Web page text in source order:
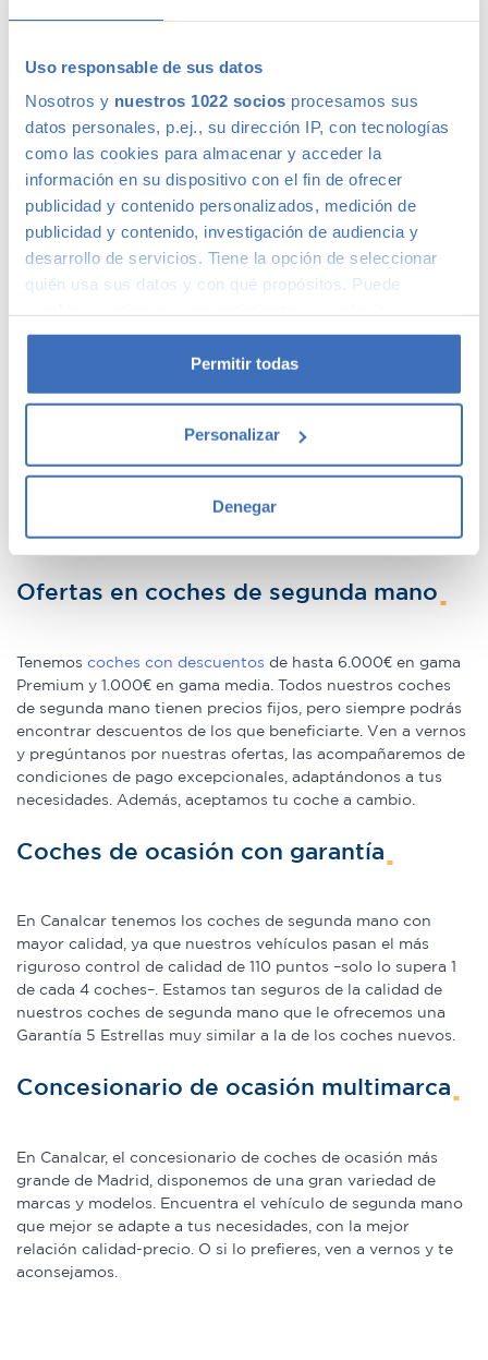
Uso responsable de sus datos
Nosotros y nuestros 1022 socios procesamos sus
datos personales, p.ej., su dirección IP, con tecnologías
como las cookies para almacenar y acceder la
información en su dispositivo con el fin de ofrecer
publicidad y contenido personalizados, medición de
publicidad y contenido, investigación de audiencia y
desarrollo de servicios. Tiene la opción de seleccionar
quién usa sus datos y con qué propósitos. Puede
momento desde la Declaración de cookies o clicando en
el Menú de consentimiento.
Recopilar información sobre su ubicación
geográfica que puede tener una precisión de varios
Obtenga más información sobre cómo se procesan sus
sección de datos. Puede cambiar o retirar su
consentimiento en cualquier momento en la Declaración
de cookies.
Las cookies de este sitio web se usan para personalizar
el contenido y los anuncios, ofrecer funciones de redes
información sobre el uso que haga del sitio web con
nuestros partners de redes sociales, publicidad y análisis
que les haya proporcionado o que hayan recopilado a
partir del uso que haya hecho de sus servicios.
Permitir todas
Personalizar
Denegar
Ventajas de comprar un coche de
segunda mano
Nuestros clientes compran coches de segunda mano
porque estos tienen un precio menor que los nuevos, eso es
un hecho. La ventaja de hacerlo en Canalcar es que no estás
obligado a renunciar a la calidad o a la garantía por este
motivo, ni siquiera en coches más básicos. Además, los
coches de ocasión se presentan como una oportunidad
fabricación de este tipo decoches usadoslos hace
conservarse en un perfecto estado –permitiéndote la
mucho menor–.
We speak fluently english!. Buysecond hand cars in Madrid
with confidence.
Ofertas en coches de segunda mano
Tenemos coches con descuentos de hasta 6.000€ en gama
Premium y 1.000€ en gama media. Todos nuestros coches
de segunda mano tienen precios fijos, pero siempre podrás
encontrar descuentos de los que beneficiarte. Ven a vernos
y pregúntanos por nuestras ofertas, las acompañaremos de
condiciones de pago excepcionales, adaptándonos a tus
necesidades. Además, aceptamos tu coche a cambio.
Coches de ocasión con garantía
En Canalcar tenemos los coches de segunda mano con
mayor calidad, ya que nuestros vehículos pasan el más
riguroso control de calidad de 110 puntos –solo lo supera 1
de cada 4 coches–. Estamos tan seguros de la calidad de
nuestros coches de segunda mano que le ofrecemos una
Garantía 5 Estrellas muy similar a la de los coches nuevos.
Concesionario de ocasión multimarca
En Canalcar, el concesionario de coches de ocasión más
grande de Madrid, disponemos de una gran variedad de
marcas y modelos. Encuentra el vehículo de segunda mano
que mejor se adapte a tus necesidades, con la mejor
relación calidad-precio. O si lo prefieres, ven a vernos y te
aconsejamos.